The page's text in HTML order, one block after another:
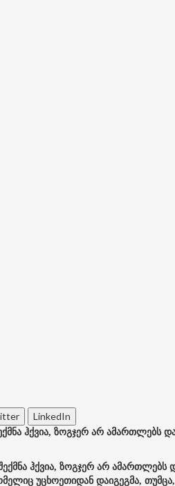
LinkedIn
ჰქვია, ზოგჯერ არ ამართლებს
ჰქვია, ზოგჯერ არ
უცხოეთიდან დაიგეგმა,